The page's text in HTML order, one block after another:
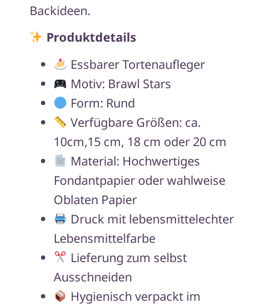
Backideen.
Produktdetails
Essbarer Tortenaufleger
Motiv: Brawl Stars
Form: Rund
Verfügbare Größen: ca.
10cm,15 cm, 18 cm oder 20 cm
Material: Hochwertiges
Fondantpapier oder wahlweise
Oblaten Papier
Druck mit lebensmittelechter
Lebensmittelfarbe
Lieferung zum selbst
Ausschneiden
Hygienisch verpackt im